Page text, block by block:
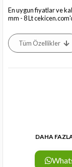
En uygun fiyatlar ve
mm - 8 Lt
Tüm Özellikler
DAHA